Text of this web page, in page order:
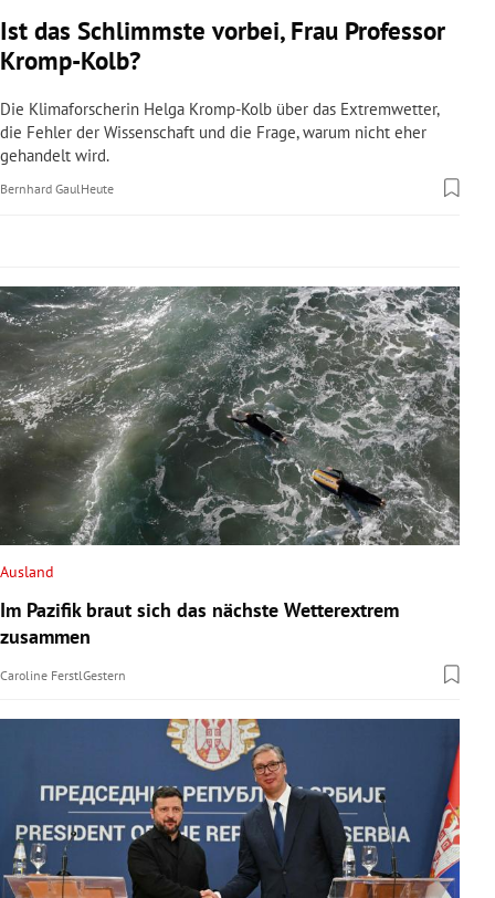
Untermenü
Untermenü
Untermenü
Untermenü
Untermenü
Untermenü
Untermenü
Untermenü
Ist das Schlimmste vorbei, Frau Professor
Kromp-Kolb?
Die Klimaforscherin Helga Kromp-Kolb über das Extremwetter,
die Fehler der Wissenschaft und die Frage, warum nicht eher
gehandelt wird.
Bernhard Gaul Heute
Ausland
Im Pazifik braut sich das nächste Wetterextrem
zusammen
Caroline FerstlGestern